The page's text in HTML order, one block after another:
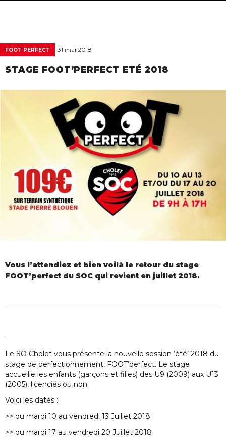
FOOT PERFECT 31 mai 2018
STAGE FOOT’PERFECT ETÉ 2018
Vous l’attendiez et bien voilà le retour du stage
FOOT’perfect du SOC qui revient en juillet 2018.
.
Le SO Cholet vous présente la nouvelle session ‘été’ 2018 du
stage de perfectionnement, FOOT’perfect. Le stage
accueille les enfants (garçons et filles) des U9 (2009) aux U13
(2005), licenciés ou non.
Voici les dates :
>> du mardi 10 au vendredi 13 Juillet 2018
>> du mardi 17 au vendredi 20 Juillet 2018